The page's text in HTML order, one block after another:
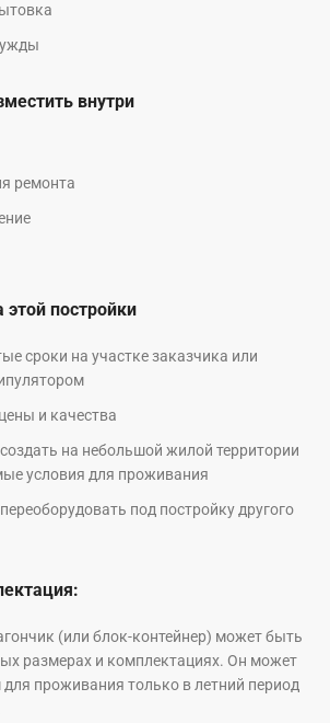
внутри
ремонта
постройки
сроки на участке заказчика или
и качества
на небольшой жилой территории
условия для проживания
под постройку другого
(или блок-контейнер) может быть
размерах и комплектациях. Он может
проживания только в летний период